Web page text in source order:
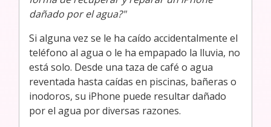
dañado por el agua?"
Si alguna vez se le ha caído accidentalmente el
teléfono al agua o le ha empapado la lluvia, no
está solo. Desde una taza de café o agua
reventada hasta caídas en piscinas, bañeras o
inodoros, su iPhone puede resultar dañado
por el agua por diversas razones.